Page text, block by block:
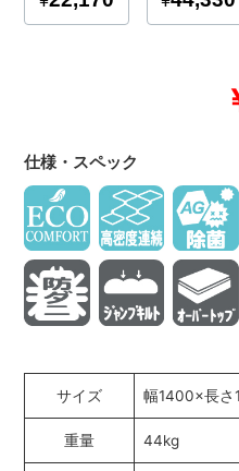
仕様・スペック
サイズ 幅1400×長
重量 44kg